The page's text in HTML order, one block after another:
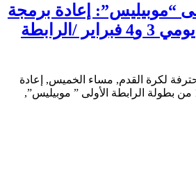
“موبيليس”: إعادة برمجة
الجولة الـ17 يومي 3 و4 فبراير /الرابطة
لكرة القدم, مساء الخميس, إعادة
برمجة الجولة الـ17 من بطولة الرابطة الأولى ” موبيليس”,